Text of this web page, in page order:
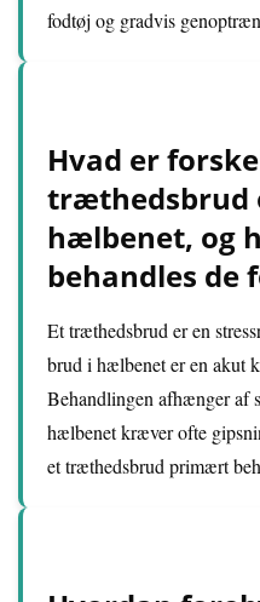
fodtøj og gradvis
Hvad er
træthedsbrud
hælbenet, og
behandles de
Et træthedsbrud er en
brud i hælbenet er en akut
Behandlingen afhænger af
hælbenet kræver ofte
et træthedsbrud primært